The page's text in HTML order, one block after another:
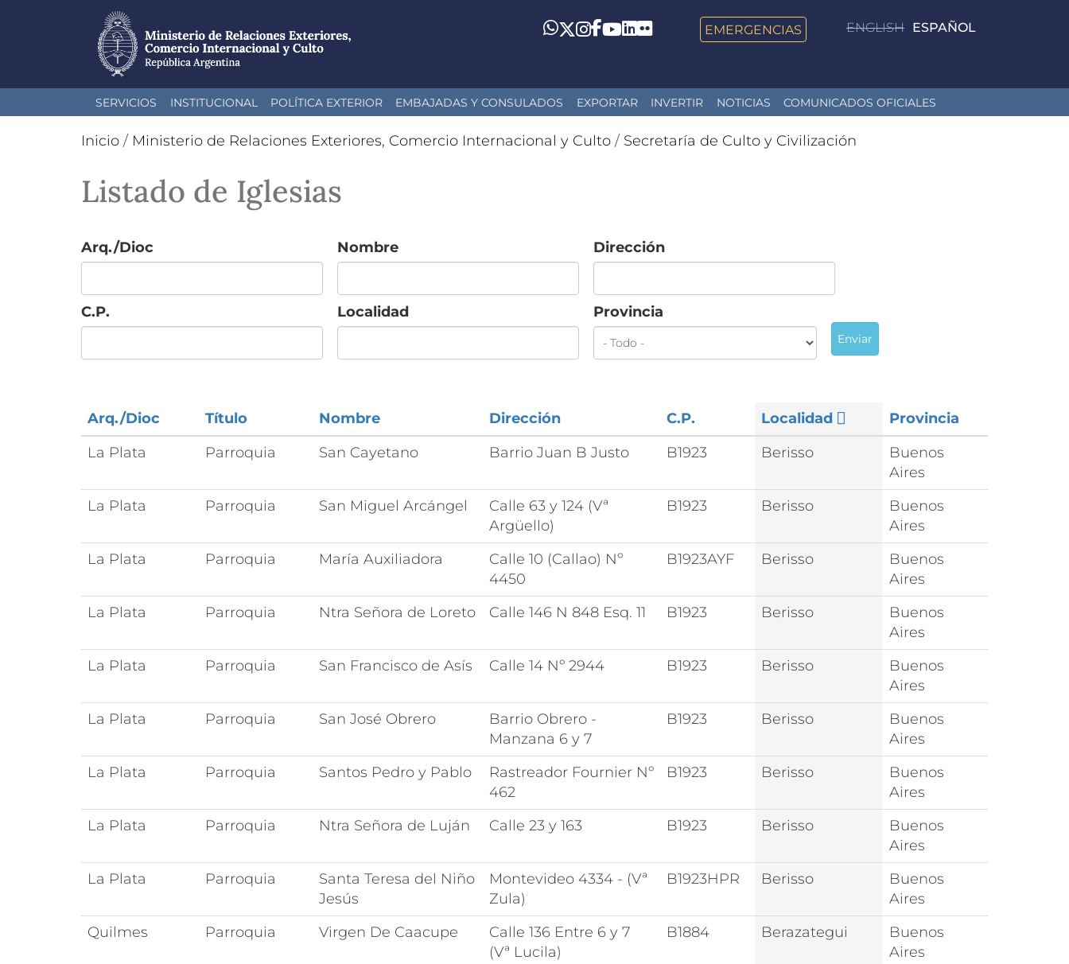
al
ENGLISH ESPAÑOL
Whatsapp
Twitter
Instagram
Facebook
YouTube
LinkedIn
Flickr EMERGENCIAS
SERVICIOS INSTITUCIONAL POLÍTICA EXTERIOR EMBAJADAS Y CONSULADOS EXPORTAR INVERTIR NOTICIAS COMUNICADOS OFICIALES
Inicio / Ministerio de Relaciones Exteriores, Comercio Internacional y Culto / Secretaría de Culto y Civilización
Listado de Iglesias
Arq./Dioc Nombre Dirección
C.P. Localidad Provincia
Enviar
Arq./Dioc Título Nombre Dirección C.P. Localidad
Provincia
La Plata
Parroquia San Cayetano Barrio Juan B Justo B1923 Berisso
Buenos
Aires
La Plata
Parroquia San Miguel Arcángel
Calle 63 y 124 (Vª
Argüello)
B1923 Berisso
Buenos
Aires
La Plata
Parroquia María Auxiliadora
Calle 10 (Callao) Nº
4450
B1923AYF Berisso
Buenos
Aires
La Plata
Parroquia Ntra Señora de Loreto Calle 146 N 848 Esq. 11 B1923 Berisso
Buenos
Aires
La Plata
Parroquia San Francisco de Asís Calle 14 Nº 2944 B1923 Berisso
Buenos
Aires
La Plata
Parroquia San José Obrero
Barrio Obrero -
Manzana 6 y 7
B1923 Berisso
Buenos
Aires
La Plata
Parroquia Santos Pedro y Pablo
Rastreador Fournier Nº
462
B1923 Berisso
Buenos
Aires
La Plata
Parroquia Ntra Señora de Luján Calle 23 y 163 B1923 Berisso
Buenos
Aires
La Plata
Parroquia
Santa Teresa del Niño
Jesús
Montevideo 4334 - (Vª
Zula)
B1923HPR Berisso
Buenos
Aires
Quilmes
Parroquia Virgen De Caacupe
Calle 136 Entre 6 y 7
(Vª Lucila)
B1884 Berazategui
Buenos
Aires